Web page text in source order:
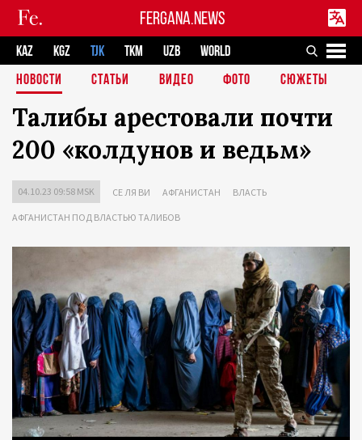
FERGANA.NEWS
KAZ KGZ TJK TKM UZB
WORLD
НОВОСТИ
СТАТЬИ ВИДЕО ФОТО СЮЖЕТЫ
Талибы арестовали почти
200 «колдунов и ведьм»
04.10.23 09:58 MSK СЕ ЛЯ ВИ АФГАНИСТАН ВЛАСТЬ
АФГАНИСТАН ПОД ВЛАСТЬЮ ТАЛИБОВ